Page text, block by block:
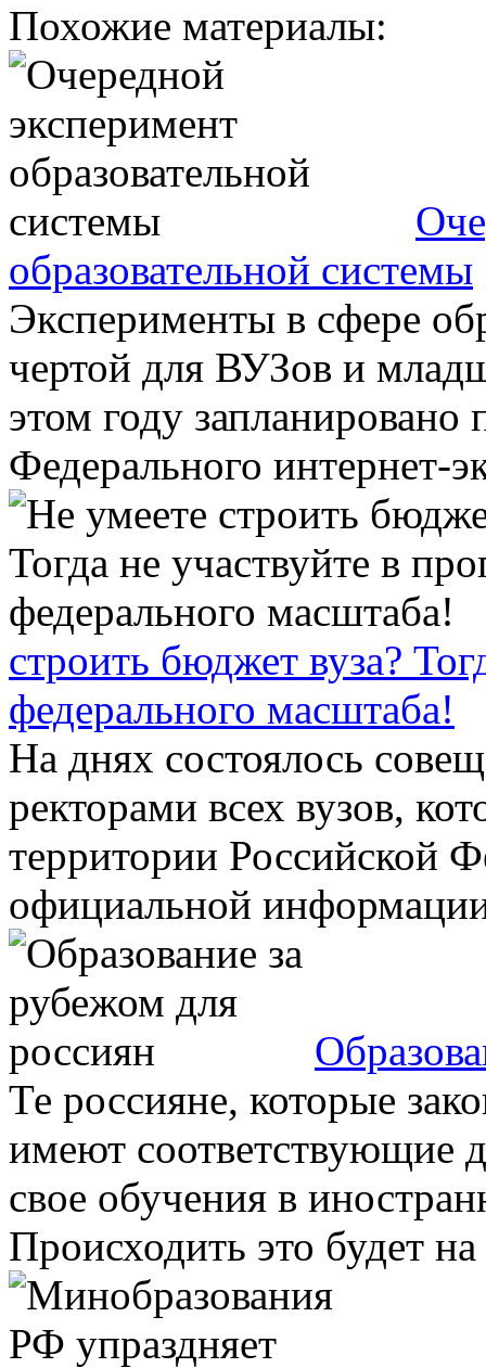
Похожие материалы:
образовательной системы
Эксперименты в сфере
чертой для ВУЗов и
этом году запланировано
Федерального интернет-
строить бюджет вуза?
федерального масштаба!
На днях состоялось
ректорами всех вузов,
территории Российской
официальной
Те россияне, которые
имеют соответствующие
свое обучения в
Происходить это будет